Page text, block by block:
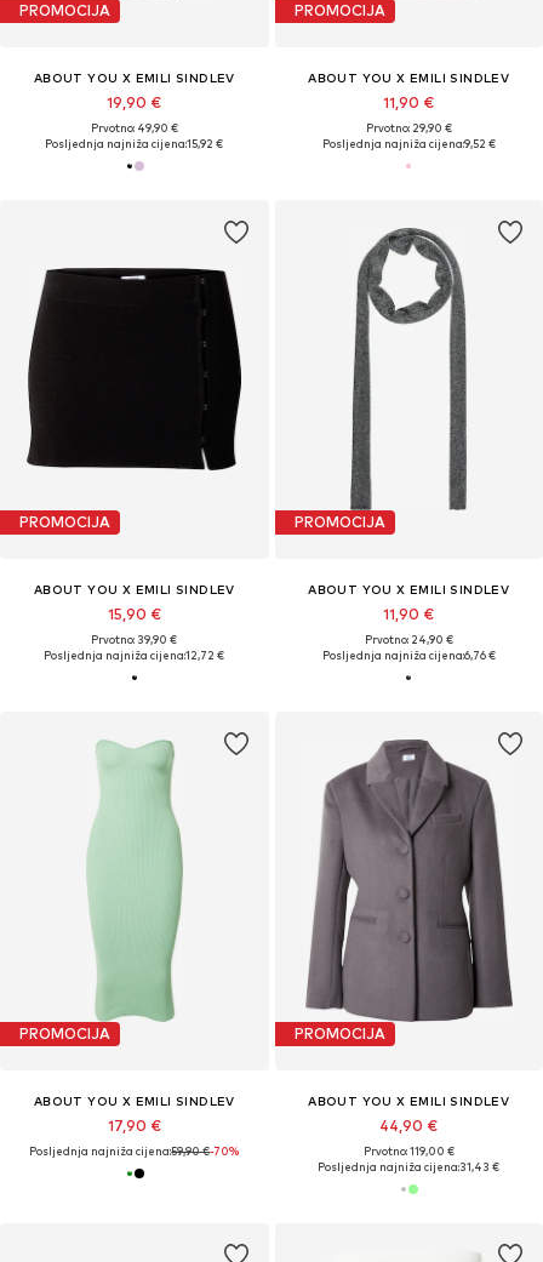
PROMOCIJA
ABOUT YOU X EMILI SINDLEV
19,90 €
Prvotno: 49,90 €
Posljednja najniža cijena:15,92 €
PROMOCIJA
ABOUT YOU X EMILI SINDLEV
11,90 €
Prvotno: 29,90 €
Posljednja najniža cijena:9,52 €
PROMOCIJA
ABOUT YOU X EMILI SINDLEV
15,90 €
Prvotno: 39,90 €
Posljednja najniža cijena:12,72 €
PROMOCIJA
ABOUT YOU X EMILI SINDLEV
11,90 €
Prvotno: 24,90 €
Posljednja najniža cijena:6,76 €
PROMOCIJA
ABOUT YOU X EMILI SINDLEV
17,90 €
Posljednja najniža cijena:59,90 €-70%
PROMOCIJA
ABOUT YOU X EMILI SINDLEV
44,90 €
Prvotno: 119,00 €
Posljednja najniža cijena:31,43 €